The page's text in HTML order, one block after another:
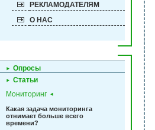
РЕКЛАМОДАТЕЛЯМ
О НАС
Опросы
Статьи
Мониторинг
Какая задача мониторинга
отнимает больше всего
времени?